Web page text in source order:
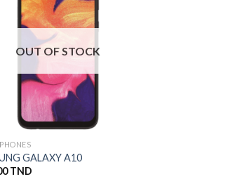
OUT OF STOCK
GALAXY A10
TND